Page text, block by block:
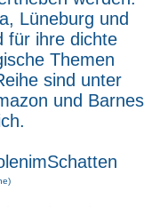
Lüneburg und
für ihre dichte
Themen
sind unter
und Barnes